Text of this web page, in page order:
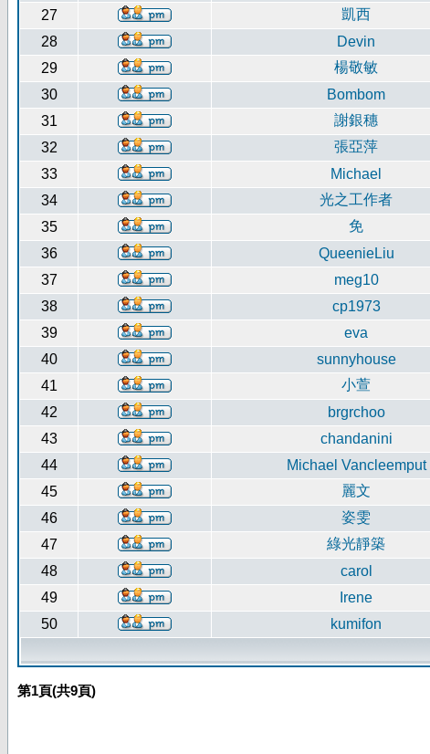
27
凱西
28
Devin
29
楊敬敏
30
Bombom
31
謝銀穗
32
張亞萍
33
Michael
34
光之工作者
35
免
36
QueenieLiu
37
meg10
38
cp1973
39
eva
40
sunnyhouse
41
小萱
42
brgrchoo
43
chandanini
44
Michael Vancleemput
45
麗文
46
姿雯
47
綠光靜築
48
carol
49
Irene
50
kumifon
第1頁(共9頁)